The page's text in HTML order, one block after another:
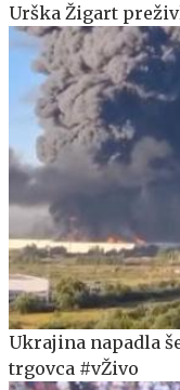
Urška Žigart
Ukrajina napadla
trgovca #vŽivo